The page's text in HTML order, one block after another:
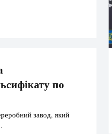
по
завод, який